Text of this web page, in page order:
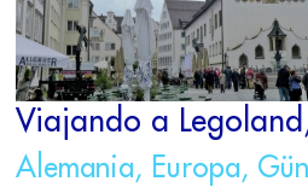
Viajando a
Alemania, Europa,